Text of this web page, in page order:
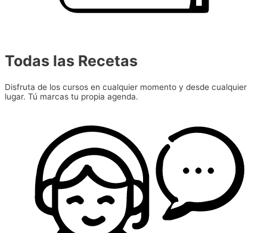
Todas las Recetas
Disfruta de los cursos en cualquier momento y desde cualquier
lugar. Tú marcas tu propia agenda.